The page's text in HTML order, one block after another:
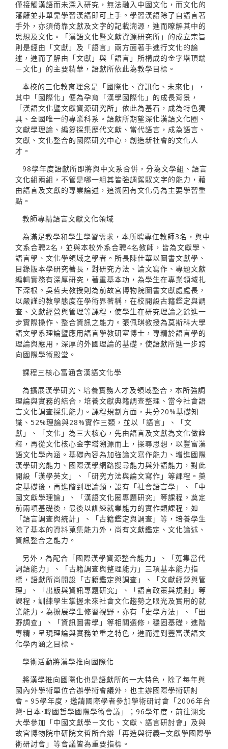
僅接觸漢語而未深入研究，無法融入中國文化，而文化的
藩籬並非單靠學習漢語即可上手。學習漢語除了自語言著
手外，亦須倚靠文獻及文字的記載溯源，進而瞭解其中的
思想及文化。「漢語文化暨文獻資源研究所」的成立宗旨
則是經由「文獻」及「語言」兩方面著手進行文化的論
述，進而了解由「文獻」與「語言」所構成的金字塔頂端
－文化」的主要精華，語獻所依此為教學目標。
本校的三化教育理念是「國際化、資訊化、未來化」，
其中「國際化」便為孕育「漢學國際化」的成長背景，
「漢語文化暨文獻資源研究所」依此為基石，成為特色獨
具、全國唯一的專業科系。語獻所期望深化漢語文化圈、
文獻學理論、編篡採集歷代文獻、當代語言，成為語言、
文獻、文化整合的國際研究中心，創造新社會的文化人
才。
98學年度語獻所即將與中文系合併，分為文學組、語言
文化組兩組，不管是哪一組其皆強調駕馭文字的能力，藉
由語言及文獻的專業論述，追溯固有文化仍為主要學習重
點。
教師專精語言文獻文化領域
為滿足教學和學生學習需求，本所聘專任教師3名，與中
文系合聘2名，並與本校外系合聘4名教師，皆為文獻學、
語言學、文化學領域之學者。所長陳仕華以圖書文獻學、
目錄版本學研究著長，對研究方法、論文寫作、專題文獻
編輯實務有深厚研究，著重基本功，為學生在專業領域扎
下深根。吳哲夫教授則為前故宮博物院圖書文獻處處長，
以嚴謹的教學態度在學術界著稱，在校開設古籍鑑定與調
查、文獻經營與管理等課程，使學生在研究理論之餘進一
步實際操作、整合資訊之能力。張佩琪教授為莫斯科大學
語文學系理論暨應用語言學教研室博士，專精於語言學的
理論與應用，深厚的外國理論的基礎，使語獻所進一步跨
向國際學術殿堂。
課程三核心富涵含漢語文化學
為擴展漢學研究、培養實務人才及領域整合，本所強調
理論與實務的結合，培養文獻典籍調查整理、當今社會語
言文化調查採集能力。課程規劃方面，共分20%基礎知
識、52%理論與28%實作三類，並以「語言」、「文
獻」、「文化」為三大核心，先由語言及文獻為文化做詮
釋，再從文化核心金字塔溯源而上，探尋思想，以豐富漢
語文化學內涵。基礎內容為加強論文寫作能力、增進國際
漢學研究能力、國際漢學網路搜尋能力與外語能力，對此
開設「漢學英文」、「研究方法與論文寫作」等課程。奠
定基礎後，再進階到理論類，設有「社會語言學」、「中
國文獻學理論」、「漢語文化圈專題研究」等課程。奠定
前兩項基礎後，最後以訓練就業能力的實作類課程，如
「語言調查與統計」、「古籍鑑定與調查」等，培養學生
除了基本的資料蒐集能力外，尚有文獻鑑定、文化論述、
資訊整合之能力。
另外，為配合「國際漢學資源整合能力」、「蒐集當代
詞語能力」、「古籍調查與整理能力」三項基本能力指
標，語獻所尚開設「古籍鑑定與調查」、「文獻經營與管
理」、「出版與資訊專題研究」、「語言政策與規劃」等
課程，訓練學生掌握未來社會文化趨勢之眼光及實用的就
業能力。為擴展學生修習視野，亦有「史學方法」、「田
野調查」、「資訊圖書學」等相關選修，穩固基礎，進階
專精，呈現理論與實務並重之特色，進而達到豐富漢語文
化學內涵之目標。
學術活動將漢學推向國際化
將漢學推向國際化也是語獻所的一大特色，除了每年與
國內外學術單位合辦學術會議外，也主辦國際學術研討
會。95學年度，邀請國際學者參加學術研討會「2006年台
灣•日本•韓國哲學國際學術會議」；96學年度，前往湖北
大學參加「中國文獻學－文化、文獻、語言研討會」及與
故宮博物院中研院文哲所合辦「再造與衍義─文獻學國際學
術研討會」等會議皆為重要指標。